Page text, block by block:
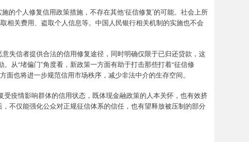
个人修复信用政策措施，不存在其他‘征信修复’的可能。社会上所
相关费用、盗取个人信息等。中国人民银行相关机制的实施也不会
失信者提供合法的信用修复途径，同时明确仅限于已归还贷款，这
从“堵偏门”角度看，新政策一方面有助于打击那些打着“征信修
也将进一步规范信用市场秩序，减少非法中介的生存空间。
疫情影响群体的信用状态，既体现金融政策的人本关怀，也有效挤
不仅能强化公众对正规征信体系的信任，也有望释放被压制的部分